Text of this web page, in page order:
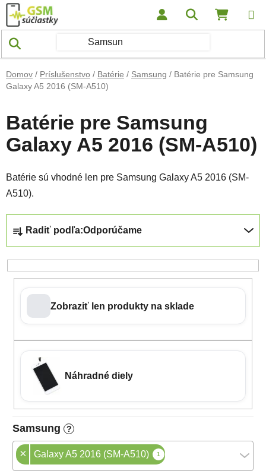
Prejsť na obsah Hľadať
Domov / Príslušenstvo / Batérie / Samsung / Batérie pre Samsung
Galaxy A5 2016 (SM-A510)
Batérie pre Samsung
Galaxy A5 2016 (SM-A510)
Batérie sú vhodné len pre Samsung Galaxy A5 2016 (SM-
A510).
Radiť podľa:Odporúčame
Zobraziť len produkty na sklade
Náhradné diely
Samsung ?
× Galaxy A5 2016 (SM-A510) 1